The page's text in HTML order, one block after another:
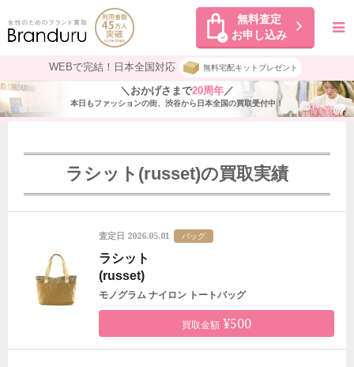
無料査定
お申し込み
WEBで完結！日本全国対応 無料宅配キットプレゼント
＼おかげさまで20周年／
本日もファッションの街、渋谷から日本全国の買取受付中！
ラシット(russet)の買取実績
査定日 2026.05.01 バッグ
ラシット
(russet)
モノグラム ナイロン トートバッグ
買取金額 ¥500